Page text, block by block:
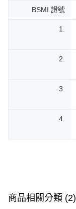
BSMI 證號
1.
2.
3.
4.
商品相關分類 (2)